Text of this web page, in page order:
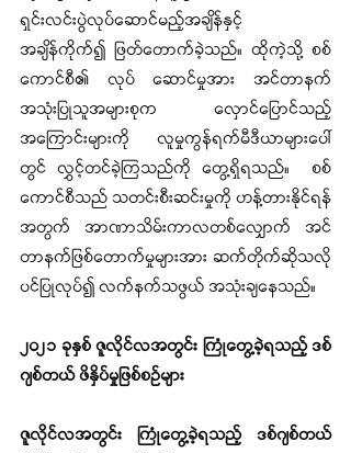
ရှင်းလင်းပွဲလုပ်ဆောင်မည့်အချိန်နှင့်
အချိန်ကိုက်၍ ဖြတ်တောက်ခဲ့သည်။ ထိုကဲ့သို့ စစ်
ကောင်စီ၏ လုပ် ဆောင်မှုအား အင်တာနက်
အသုံးပြုသူအများစုက လှောင်ပြောင်သည့်
အကြောင်းများကို လူမှုကွန်ရက်မီဒီယာများပေါ်
တွင် လွှင့်တင်ခဲ့ကြသည်ကို တွေ့ရှိရသည်။  စစ်
ကောင်စီသည် သတင်းစီးဆင်းမှုကို ဟန့်တားနိုင်ရန်
အတွက် အာဏာသိမ်းကာလတစ်လျှောက် အင်
တာနက်ဖြစ်တောက်မှုများအား ဆက်တိုက်ဆိုသလို
ပင်ပြုလုပ်၍ လက်နက်သဖွယ် အသုံးချနေသည်။
၂၀၂၁ ခုနှစ် ဇူလိုင်လအတွင်း ကြုံတွေ့ခဲ့ရသည့် ဒစ်
ဂျစ်တယ် ဖိနှိပ်မှုဖြစ်စဉ်များ
ဇူလိုင်လအတွင်း ကြုံတွေ့ခဲ့ရသည့် ဒစ်ဂျစ်တယ်